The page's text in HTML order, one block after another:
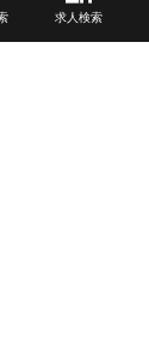
求人検索